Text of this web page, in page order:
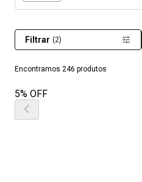
Encontramos 246 produtos
Filtrar (2)
5% OFF